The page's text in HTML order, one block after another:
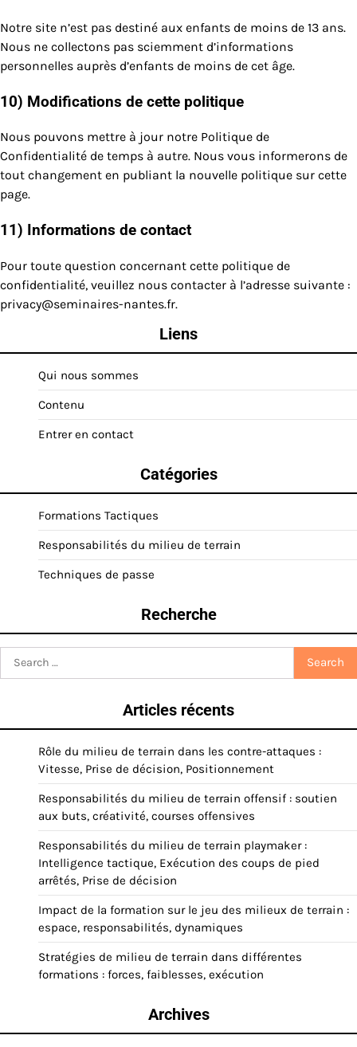
Notre site n’est pas destiné aux enfants de moins de 13 ans.
Nous ne collectons pas sciemment d’informations
personnelles auprès d’enfants de moins de cet âge.
10) Modifications de cette politique
Nous pouvons mettre à jour notre Politique de
Confidentialité de temps à autre. Nous vous informerons de
tout changement en publiant la nouvelle politique sur cette
page.
11) Informations de contact
Pour toute question concernant cette politique de
confidentialité, veuillez nous contacter à l’adresse suivante :
privacy@seminaires-nantes.fr.
Liens
Qui nous sommes
Contenu
Entrer en contact
Catégories
Formations Tactiques
Responsabilités du milieu de terrain
Techniques de passe
Recherche
Articles récents
Rôle du milieu de terrain dans les contre-attaques :
Vitesse, Prise de décision, Positionnement
Responsabilités du milieu de terrain offensif : soutien
aux buts, créativité, courses offensives
Responsabilités du milieu de terrain playmaker :
Intelligence tactique, Exécution des coups de pied
arrêtés, Prise de décision
Impact de la formation sur le jeu des milieux de terrain :
espace, responsabilités, dynamiques
Stratégies de milieu de terrain dans différentes
formations : forces, faiblesses, exécution
Archives